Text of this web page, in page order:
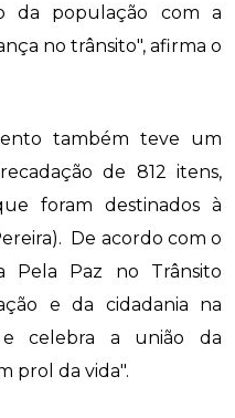
da população com a
no trânsito", afirma o
também teve um
de 812 itens,
foram destinados à
De acordo com o
Pela Paz no Trânsito
e da cidadania na
e celebra a união da
prol da vida".